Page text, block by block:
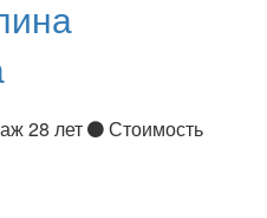
28 лет
Стоимость